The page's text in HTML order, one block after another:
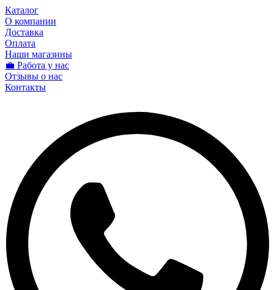
Каталог
О компании
Доставка
Оплата
Наши магазины
💼 Работа у нас
Отзывы о нас
Контакты